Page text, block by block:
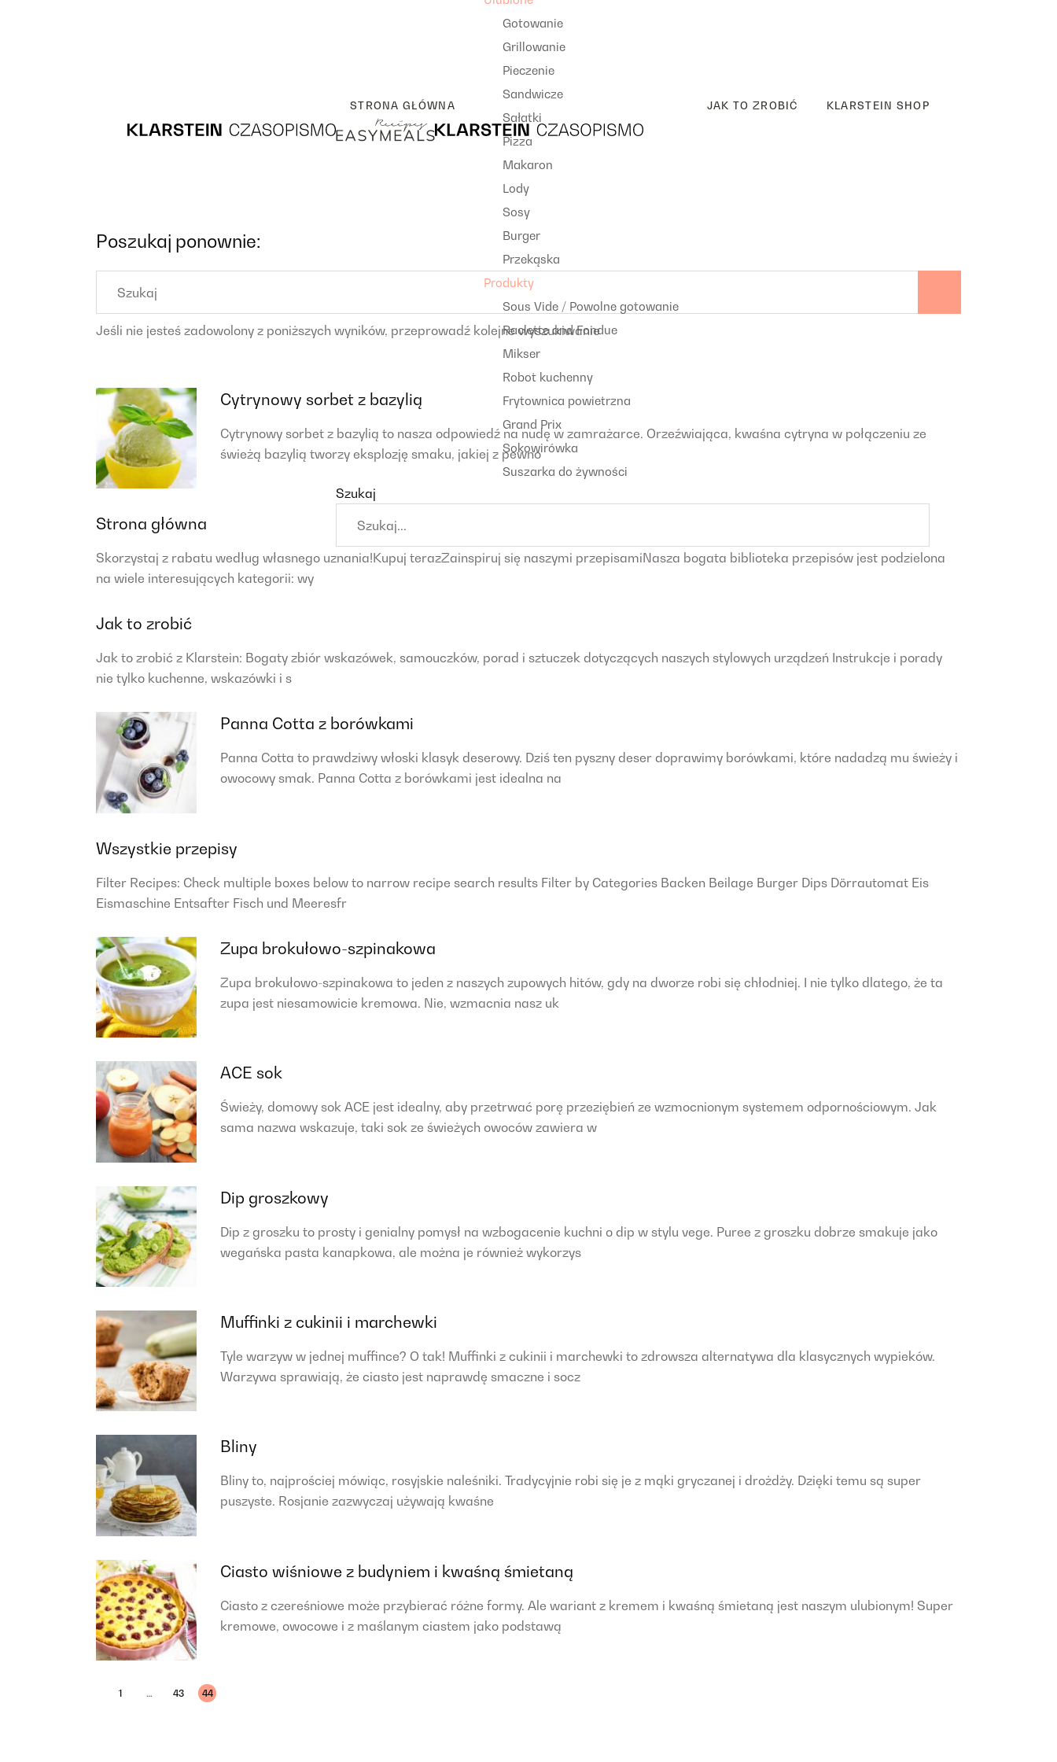
STRONA GŁÓWNA
Gotowanie
Grillowanie
Pieczenie
Sandwicze
Sałatki
Pizza
Makaron
Lody
Sosy
Burger
Przekąska
Produkty
Sous Vide / Powolne gotowanie
Raclette and Fondue
Mikser
Robot kuchenny
Frytownica powietrzna
Grand Prix
Sokowirówka
Suszarka do żywności
JAK TO ZROBIĆ KLARSTEIN SHOP
Szukaj
Poszukaj ponownie:
Search
Jeśli nie jesteś zadowolony z poniższych wyników, przeprowadź kolejne wyszukiwanie
Cytrynowy sorbet z bazylią
Cytrynowy sorbet z bazylią to nasza odpowiedź na nudę w zamrażarce. Orzeźwiająca, kwaśna cytryna w połączeniu ze
świeżą bazylią tworzy eksplozję smaku, jakiej z pewno
Strona główna
Skorzystaj z rabatu według własnego uznania!Kupuj terazZainspiruj się naszymi przepisamiNasza bogata biblioteka przepisów jest podzielona
na wiele interesujących kategorii: wy
Jak to zrobić
Jak to zrobić z Klarstein: Bogaty zbiór wskazówek, samouczków, porad i sztuczek dotyczących naszych stylowych urządzeń Instrukcje i porady
nie tylko kuchenne, wskazówki i s
Panna Cotta z borówkami
Panna Cotta to prawdziwy włoski klasyk deserowy. Dziś ten pyszny deser doprawimy borówkami, które nadadzą mu świeży i
owocowy smak. Panna Cotta z borówkami jest idealna na
Wszystkie przepisy
Filter Recipes: Check multiple boxes below to narrow recipe search results Filter by Categories Backen Beilage Burger Dips Dörrautomat Eis
Eismaschine Entsafter Fisch und Meeresfr
Zupa brokułowo-szpinakowa
Zupa brokułowo-szpinakowa to jeden z naszych zupowych hitów, gdy na dworze robi się chłodniej. I nie tylko dlatego, że ta
zupa jest niesamowicie kremowa. Nie, wzmacnia nasz uk
ACE sok
Świeży, domowy sok ACE jest idealny, aby przetrwać porę przeziębień ze wzmocnionym systemem odpornościowym. Jak
sama nazwa wskazuje, taki sok ze świeżych owoców zawiera w
Dip groszkowy
Dip z groszku to prosty i genialny pomysł na wzbogacenie kuchni o dip w stylu vege. Puree z groszku dobrze smakuje jako
wegańska pasta kanapkowa, ale można je również wykorzys
Muffinki z cukinii i marchewki
Tyle warzyw w jednej muffince? O tak! Muffinki z cukinii i marchewki to zdrowsza alternatywa dla klasycznych wypieków.
Warzywa sprawiają, że ciasto jest naprawdę smaczne i socz
Bliny
Bliny to, najprościej mówiąc, rosyjskie naleśniki. Tradycyjnie robi się je z mąki gryczanej i drożdży. Dzięki temu są super
puszyste. Rosjanie zazwyczaj używają kwaśne
Ciasto wiśniowe z budyniem i kwaśną śmietaną
Ciasto z czereśniowe może przybierać różne formy. Ale wariant z kremem i kwaśną śmietaną jest naszym ulubionym! Super
kremowe, owocowe i z maślanym ciastem jako podstawą
Nawigacja
1 … 43 44